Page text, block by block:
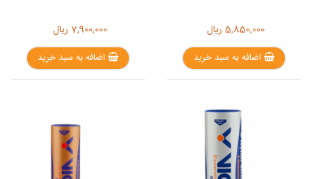
5,850,000 ریال
اضافه به سبد خرید
7,900,000 ریال
اضافه به سبد خرید